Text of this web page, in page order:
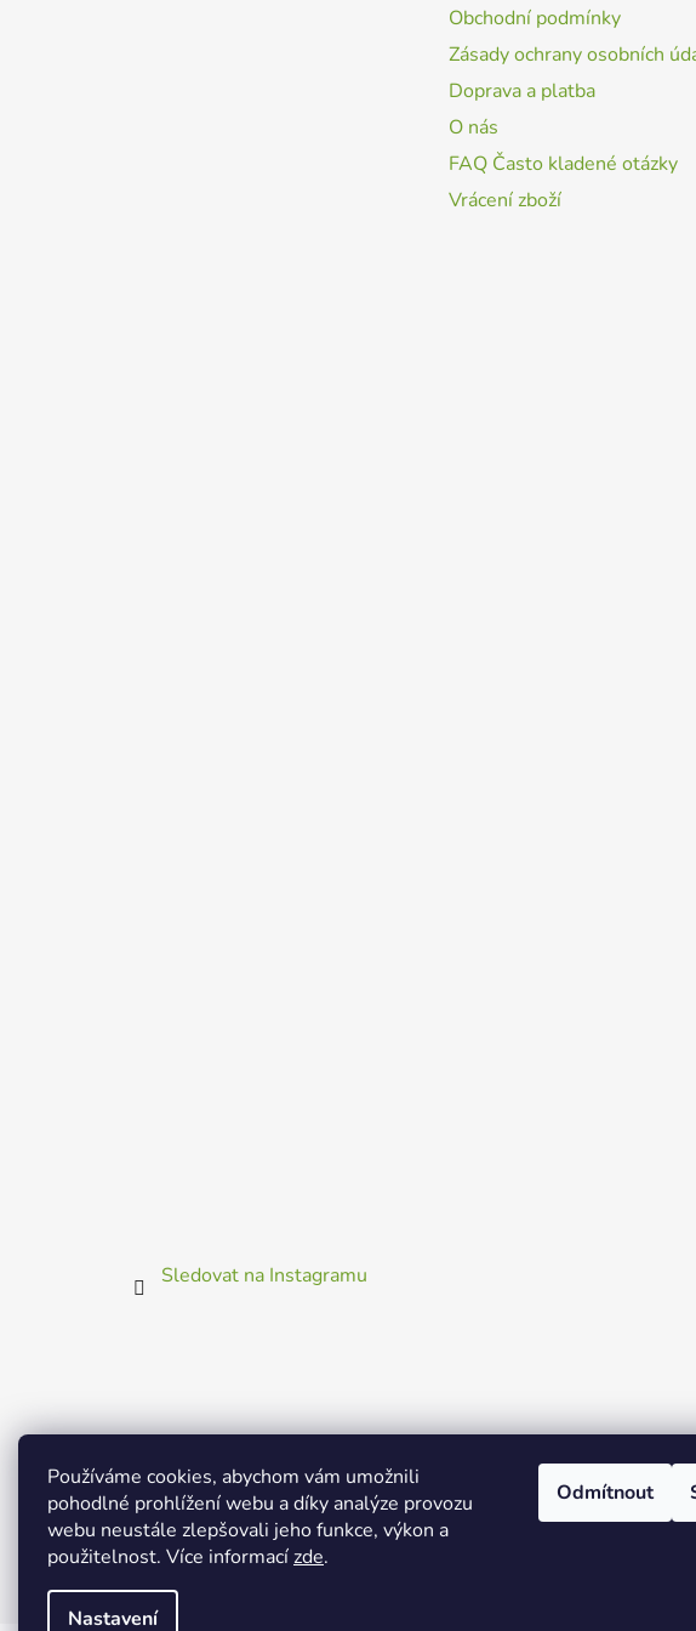
Používáme cookies, abychom vám umožnili
pohodlné prohlížení webu a díky analýze provozu
webu neustále zlepšovali jeho funkce, výkon a
použitelnost. Více informacízde.
Nastavení
Odmítnout
Sledovat na Instagramu
Obchodní podmínky
Zásady ochrany osobních
Doprava a platba
O nás
FAQ Často kladené otázky
Vrácení zboží